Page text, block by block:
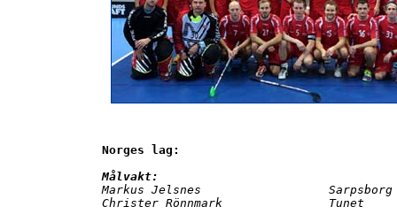
Norges lag:
Målvakt:
Markus Jelsnes                  Sarpsborg
Christer Rönnmark               Tunet